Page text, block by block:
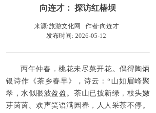
向连才： 探访红椿坝
来源:旅游文化网 作者:向连才
发布时间: 2026-05-12
丙午仲春，桃花未尽菜开花。偶得陶炳
银诗作《茶乡春早》，诗云：“山如眉峰聚
翠，水似眼波盈盈。茶山已披新绿，枝头嫩
芽茵茵。欢声笑语满园春，人人采茶不停。